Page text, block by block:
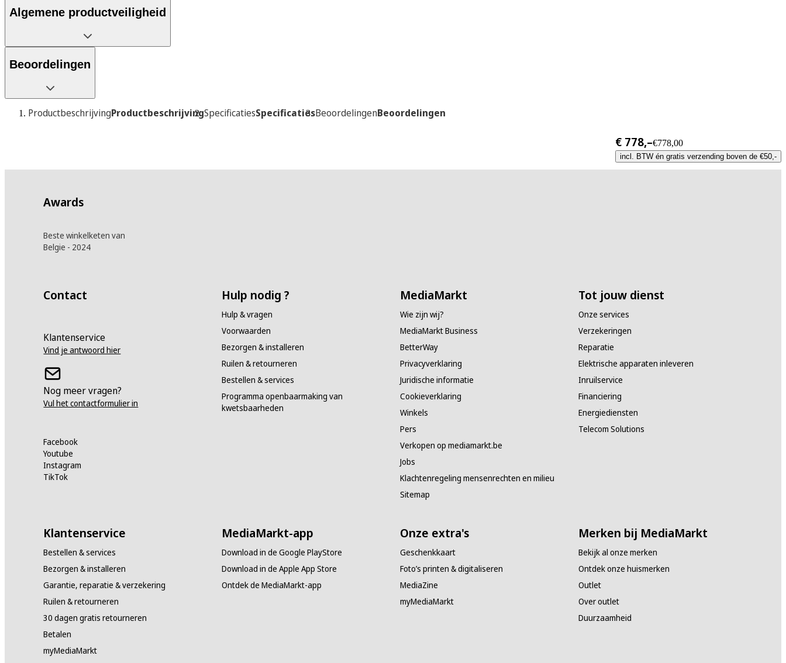
Algemene productveiligheid
Beoordelingen
ProductbeschrijvingProductbeschrijvingSpecificatiesSpecificatiesBeoordelingenBeoordelingen
€ 778,–€778,00
incl. BTW én gratis verzending boven de €50,-
Awards
Beste winkelketen van
Belgie - 2024
Contact
Klantenservice
Vind je antwoord hier
Nog meer vragen?
Vul het contactformulier in
Facebook
Youtube
Instagram
TikTok
Hulp nodig ?
Hulp & vragen
Voorwaarden
Bezorgen & installeren
Ruilen & retourneren
Bestellen & services
Programma openbaarmaking van
kwetsbaarheden
MediaMarkt
Wie zijn wij?
MediaMarkt Business
BetterWay
Privacyverklaring
Juridische informatie
Cookieverklaring
Winkels
Pers
Verkopen op mediamarkt.be
Jobs
Klachtenregeling mensenrechten en milieu
Sitemap
Tot jouw dienst
Onze services
Verzekeringen
Reparatie
Elektrische apparaten inleveren
Inruilservice
Financiering
Energiediensten
Telecom Solutions
Klantenservice
Bestellen & services
Bezorgen & installeren
Garantie, reparatie & verzekering
Ruilen & retourneren
30 dagen gratis retourneren
Betalen
myMediaMarkt
MediaMarkt-app
Download in de Google PlayStore
Download in de Apple App Store
Ontdek de MediaMarkt-app
Onze extra's
Geschenkkaart
Foto’s printen & digitaliseren
MediaZine
myMediaMarkt
Merken bij MediaMarkt
Bekijk al onze merken
Ontdek onze huismerken
Outlet
Over outlet
Duurzaamheid